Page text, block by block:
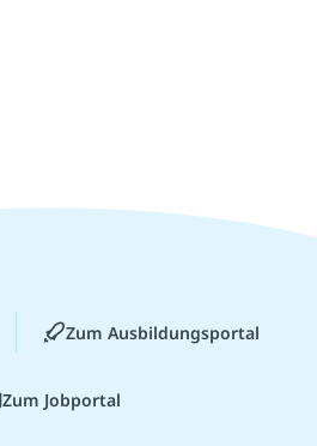
Zum Ausbildungsportal
Zum Jobportal